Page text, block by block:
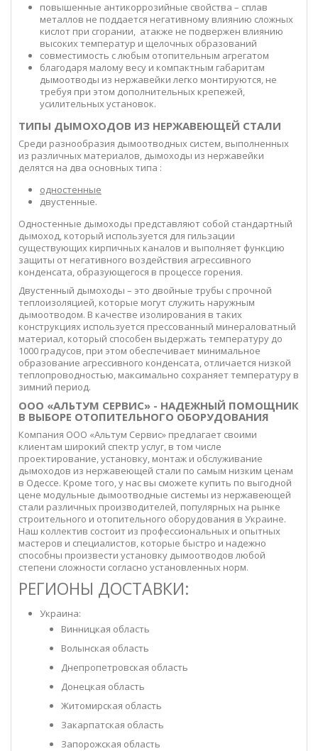
повышенные антикоррозийные свойства – сплав
металлов не поддается негативному влиянию сложных
кислот при сгорании, атакже не подвержен влиянию
высоких температур и щелочных образований
совместимость с любым отопительным агрегатом
благодаря малому весу и компактным габаритам
дымоотводы из нержавейки легко монтируются, не
требуя при этом дополнительных крепежей,
усилительных установок.
ТИПЫ ДЫМОХОДОВ ИЗ НЕРЖАВЕЮЩЕЙ СТАЛИ
Среди разнообразия дымоотводных систем, выполненных
из различных материалов, дымоходы из нержавейки
делятся на два основных типа :
одностенные
двустенные.
Одностенные дымоходы представляют собой стандартный
дымоход, который используется для гильзации
существующих кирпичных каналов и выполняет функцию
защиты от негативного воздействия агрессивного
конденсата, образующегося в процессе горения.
Двустенный дымоходы – это двойные трубы с прочной
теплоизоляцией, которые могут служить наружным
дымоотводом. В качестве изолирования в таких
конструкциях используется прессованный минераловатный
материал, который способен выдержать температуру до
1000 градусов, при этом обеспечивает минимальное
образование агрессивного конденсата, отличается низкой
теплопроводностью, максимально сохраняет температуру в
зимний период.
ООО «АЛЬТУМ СЕРВИС» - НАДЕЖНЫЙ ПОМОЩНИК
В ВЫБОРЕ ОТОПИТЕЛЬНОГО ОБОРУДОВАНИЯ
Компания ООО «Альтум Сервис» предлагает своими
клиентам широкий спектр услуг, в том числе
проектирование, установку, монтаж и обслуживание
дымоходов из нержавеющей стали по самым низким ценам
в Одессе. Кроме того, у нас вы сможете купить по выгодной
цене модульные дымоотводные системы из нержавеющей
стали различных производителей, популярных на рынке
строительного и отопительного оборудования в Украине.
Наш коллектив состоит из профессиональных и опытных
мастеров и специалистов, которые быстро и надежно
способны произвести установку дымоотводов любой
степени сложности согласно установленных норм.
РЕГИОНЫ ДОСТАВКИ:
Украина:
Винницкая область
Волынская область
Днепропетровская область
Донецкая область
Житомирская область
Закарпатская область
Запорожская область